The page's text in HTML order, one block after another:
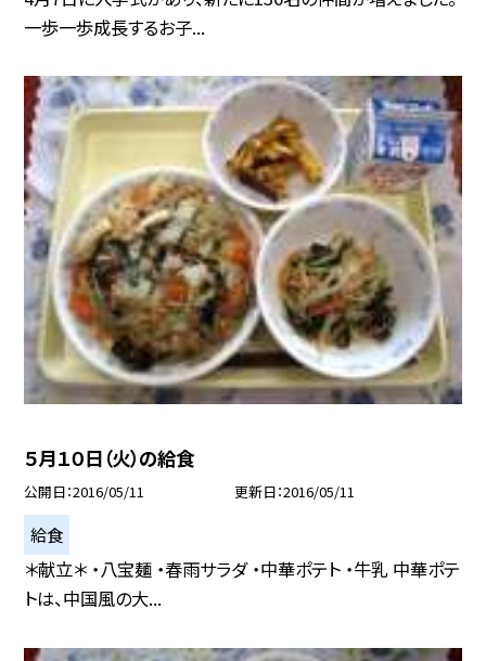
一歩一歩成長するお子...
５月１０日（火）の給食
公開日 2016/05/11 更新日 2016/05/11
給食
＊献立＊ ・八宝麺 ・春雨サラダ ・中華ポテト ・牛乳 中華ポテ
トは、中国風の大...